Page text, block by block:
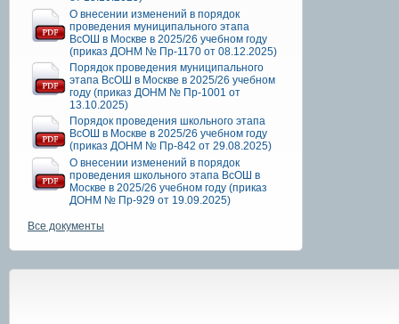
О внесении изменений в порядок
проведения муниципального этапа
ВсОШ в Москве в 2025/26 учебном году
(приказ ДОНМ № Пр-1170 от 08.12.2025)
Порядок проведения муниципального
этапа ВсОШ в Москве в 2025/26 учебном
году (приказ ДОНМ № Пр-1001 от
13.10.2025)
Порядок проведения школьного этапа
ВсОШ в Москве в 2025/26 учебном году
(приказ ДОНМ № Пр-842 от 29.08.2025)
О внесении изменений в порядок
проведения школьного этапа ВсОШ в
Москве в 2025/26 учебном году (приказ
ДОНМ № Пр-929 от 19.09.2025)
Все документы